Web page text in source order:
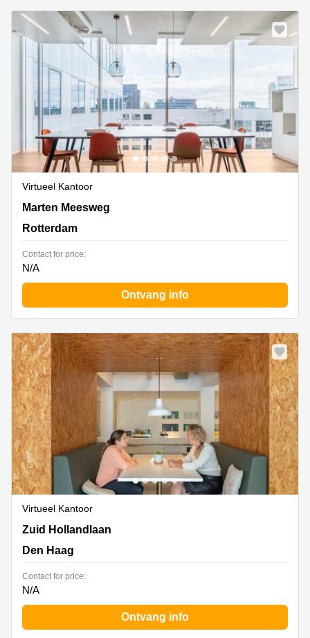
Virtueel Kantoor
Marten Meesweg 25-G, Rotterdam
Marten Meesweg
Rotterdam
Contact for price:
N/A
Ontvang info
Virtueel Kantoor
Zuid Hollandlaan 7, Den Haag
Zuid Hollandlaan
Den Haag
Contact for price:
N/A
Ontvang info